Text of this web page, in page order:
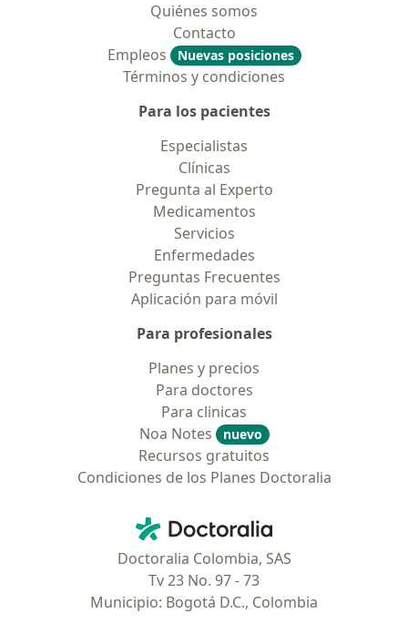
Quiénes somos
Contacto
Empleos
Nuevas posiciones
Términos y condiciones
Para los pacientes
Especialistas
Clínicas
Pregunta al Experto
Medicamentos
Servicios
Enfermedades
Preguntas Frecuentes
Aplicación para móvil
Para profesionales
Planes y precios
Para doctores
Para clinicas
Noa Notes
nuevo
Recursos gratuitos
Condiciones de los Planes Doctoralia
Doctoralia - Página de inicio
Doctoralia Colombia, SAS
Tv 23 No. 97 - 73
Municipio: Bogotá D.C., Colombia